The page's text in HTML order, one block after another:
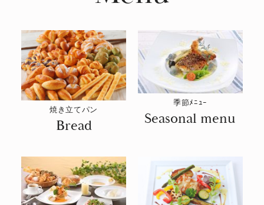
企業情報
採用情報
店舗検索
焼き立てパン
Bread
季節ﾒﾆｭｰ
Seasonal menu